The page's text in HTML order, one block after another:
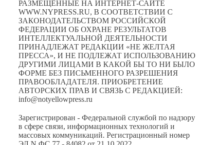
РАЗМЕЩЁННЫЕ НА ИНТЕРНЕТ-САЙТЕ
WWW.NYPRESS.RU, В СООТВЕТСТВИИ С
ЗАКОНОДАТЕЛЬСТВОМ РОССИЙСКОЙ
ФЕДЕРАЦИИ ОБ ОХРАНЕ РЕЗУЛЬТАТОВ
ИНТЕЛЛЕКТУАЛЬНОЙ ДЕЯТЕЛЬНОСТИ
ПРИНАДЛЕЖАТ РЕДАКЦИИ «НЕ ЖЕЛТАЯ
ПРЕССА», И НЕ ПОДЛЕЖАТ ИСПОЛЬЗОВАНИЮ
ДРУГИМИ ЛИЦАМИ В КАКОЙ БЫ ТО НИ БЫЛО
ФОРМЕ БЕЗ ПИСЬМЕННОГО РАЗРЕШЕНИЯ
ПРАВООБЛАДАТЕЛЯ. ПРИОБРЕТЕНИЕ
АВТОРСКИХ ПРАВ И СВЯЗЬ С РЕДАКЦИЕЙ:
info@notyellowpress.ru
Зарегистрирован - Федеральной службой по надзору
в сфере связи, информационных технологий и
массовых коммуникаций. Регистрационный номер